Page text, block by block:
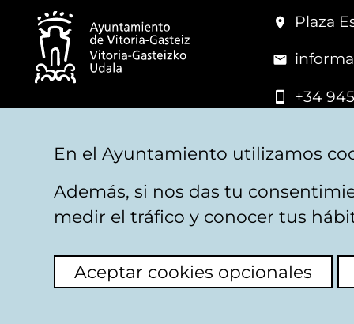
Plaza
+34
Legal warning Privacy Politica de cookies
En el Ayuntamiento utilizamos
Además, si nos das tu
medir el tráfico y conocer tus
Aceptar cookies opcionales